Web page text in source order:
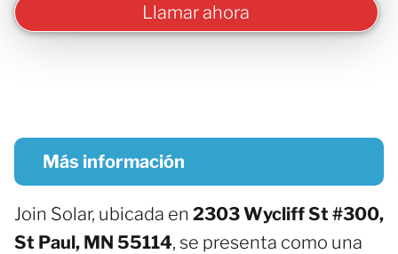
Llamar ahora
Más información
Join Solar, ubicada en 2303 Wycliff St #300,
St Paul, MN 55114, se presenta como una